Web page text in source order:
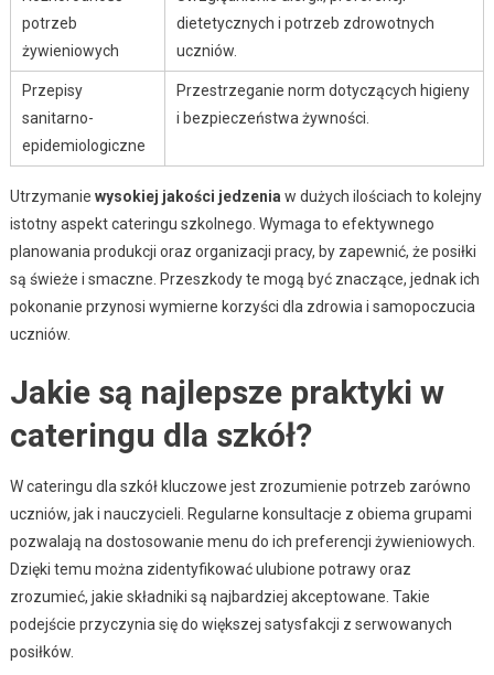
potrzeb
żywieniowych
dietetycznych i potrzeb zdrowotnych
uczniów.
Przepisy
sanitarno-
epidemiologiczne
Przestrzeganie norm dotyczących higieny
i bezpieczeństwa żywności.
Utrzymanie wysokiej jakości jedzenia w dużych ilościach to kolejny
istotny aspekt cateringu szkolnego. Wymaga to efektywnego
planowania produkcji oraz organizacji pracy, by zapewnić, że posiłki
są świeże i smaczne. Przeszkody te mogą być znaczące, jednak ich
pokonanie przynosi wymierne korzyści dla zdrowia i samopoczucia
uczniów.
Jakie są najlepsze praktyki w
cateringu dla szkół?
W cateringu dla szkół kluczowe jest zrozumienie potrzeb zarówno
uczniów, jak i nauczycieli. Regularne konsultacje z obiema grupami
pozwalają na dostosowanie menu do ich preferencji żywieniowych.
Dzięki temu można zidentyfikować ulubione potrawy oraz
zrozumieć, jakie składniki są najbardziej akceptowane. Takie
podejście przyczynia się do większej satysfakcji z serwowanych
posiłków.